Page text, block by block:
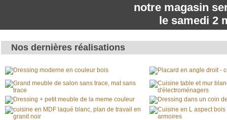
notre magasin
le samedi 2
Nos dernières réalisations